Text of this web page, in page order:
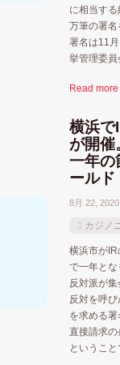
に相当す
万筆の署名
署名は11
挙管理委員
Read more
横浜で
が開催
一年の
ールド
8月 22, 2020
カジノ
横浜市がIR
で一年と
反対派が
反対を呼
を求める
直接請求
ということ